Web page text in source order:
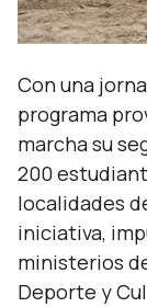
Con una
programa
marcha su
200
localidades
iniciativa,
ministerios
Deporte y